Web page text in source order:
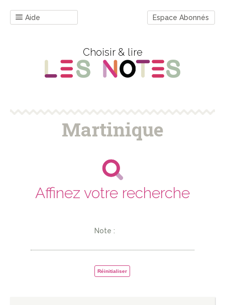
Aide Espace Abonnés
Choisir & lire
Martinique
Affinez votre recherche
Note :
Réinitialiser